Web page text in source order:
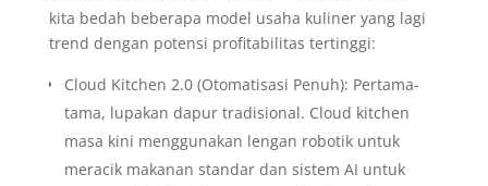
kita bedah beberapa model usaha kuliner yang lagi
trend dengan potensi profitabilitas tertinggi:
Cloud Kitchen 2.0 (Otomatisasi Penuh): Pertama-
tama, lupakan dapur tradisional. Cloud kitchen
masa kini menggunakan lengan robotik untuk
meracik makanan standar dan sistem AI untuk